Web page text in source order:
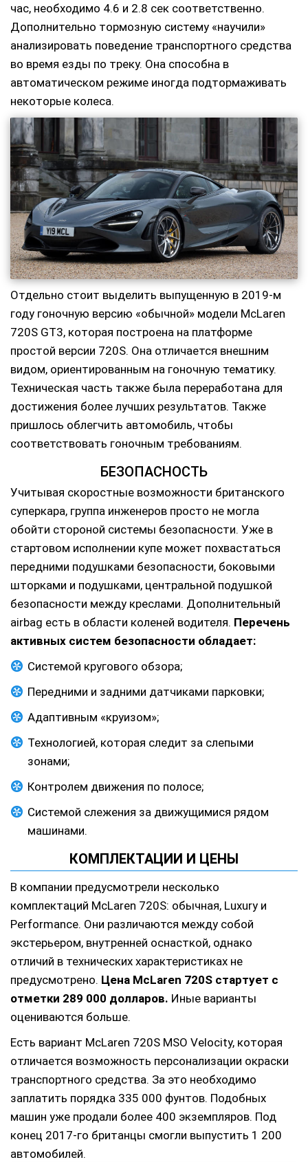
час, необходимо 4.6 и 2.8 сек соответственно.
Дополнительно тормозную систему «научили»
анализировать поведение транспортного средства
во время езды по треку. Она способна в
автоматическом режиме иногда подтормаживать
некоторые колеса.
Отдельно стоит выделить выпущенную в 2019-м
году гоночную версию «обычной» модели McLaren
720S GT3, которая построена на платформе
простой версии 720S. Она отличается внешним
видом, ориентированным на гоночную тематику.
Техническая часть также была переработана для
достижения более лучших результатов. Также
пришлось облегчить автомобиль, чтобы
соответствовать гоночным требованиям.
БЕЗОПАСНОСТЬ
Учитывая скоростные возможности британского
суперкара, группа инженеров просто не могла
обойти стороной системы безопасности. Уже в
стартовом исполнении купе может похвастаться
передними подушками безопасности, боковыми
шторками и подушками, центральной подушкой
безопасности между креслами. Дополнительный
airbag есть в области коленей водителя. Перечень
активных систем безопасности обладает:
Системой кругового обзора;
Передними и задними датчиками парковки;
Адаптивным «круизом»;
Технологией, которая следит за слепыми
зонами;
Контролем движения по полосе;
Системой слежения за движущимися рядом
машинами.
КОМПЛЕКТАЦИИ И ЦЕНЫ
В компании предусмотрели несколько
комплектаций McLaren 720S: обычная, Luxury и
Performance. Они различаются между собой
экстерьером, внутренней оснасткой, однако
отличий в технических характеристиках не
предусмотрено. Цена McLaren 720S стартует с
отметки 289 000 долларов. Иные варианты
оцениваются больше.
Есть вариант McLaren 720S MSO Velocity, которая
отличается возможность персонализации окраски
транспортного средства. За это необходимо
заплатить порядка 335 000 фунтов. Подобных
машин уже продали более 400 экземпляров. Под
конец 2017-го британцы смогли выпустить 1 200
автомобилей.